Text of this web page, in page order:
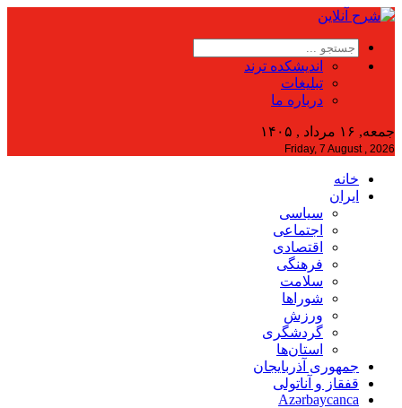
اندیشکده ترند
تبلیغات
درباره ما
جمعه, ۱۶ مرداد , ۱۴۰۵
Friday, 7 August , 2026
خانه
ایران
سیاسی
اجتماعی
اقتصادی
فرهنگی
سلامت
شوراها
ورزش
گردشگری
استان‌ها
جمهوری آذربایجان
قفقاز و آناتولی
Azərbaycanca